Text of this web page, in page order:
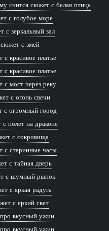
снится сюжет с белая птица
с голубое море
с зеркальный зал
с змей
красивое платье
красивое платье
мост через реку
с огонь свечи
с огромный город
полет на драконе
с сокровища
с старинные часы
с тайная дверь
с шумный рынок
с яркая радуга
с яркий свет
вкусный ужин
вкусный ужин